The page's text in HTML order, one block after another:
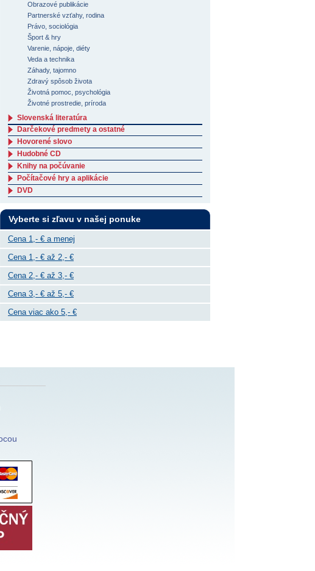
Obrazové publikácie
Partnerské vzťahy, rodina
Právo, sociológia
Šport & hry
Varenie, nápoje, diéty
Veda a technika
Záhady, tajomno
Zdravý spôsob života
Životná pomoc, psychológia
Životné prostredie, príroda
Slovenská literatúra
Darčekové predmety a ostatné
Hovorené slovo
Hudobné CD
Knihy na počúvanie
Počítačové hry a aplikácie
DVD
Vyberte si zľavu v našej ponuke
Cena 1,- € a menej
Cena 1,- € až 2,- €
Cena 2,- € až 3,- €
Cena 3,- € až 5,- €
Cena viac ako 5,- €